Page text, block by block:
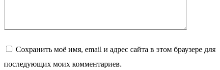
Сохранить моё имя, email и адрес сайта в этом браузере для
последующих моих комментариев.